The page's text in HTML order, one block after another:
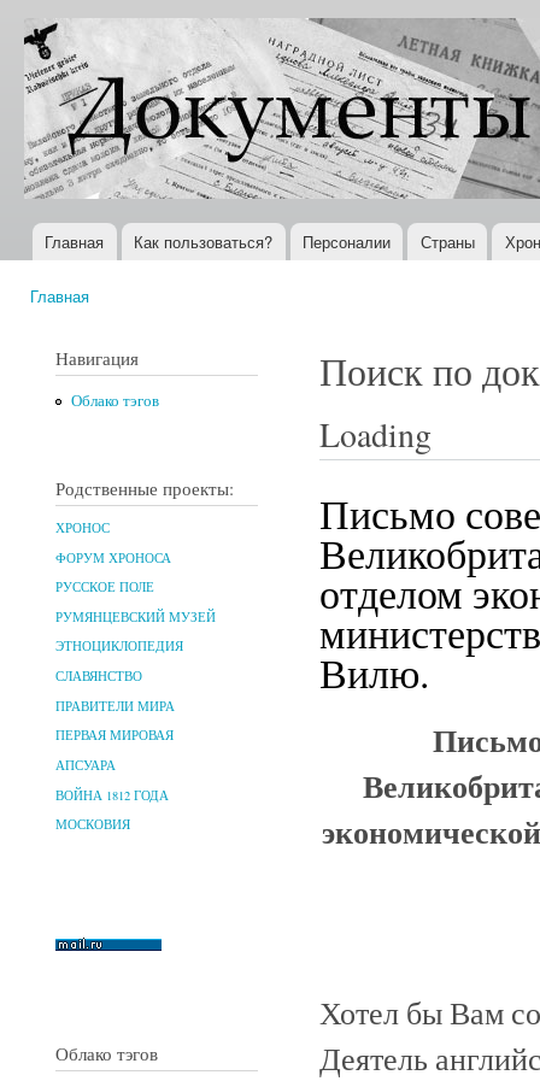
Документы
XX века
Всемирная
история в
Интернете
Главное меню
Главная Как пользоваться? Персоналии Страны
Главная
Навигация
Облако тэгов
Родственные проекты:
ХРОНОС
ФОРУМ ХРОНОСА
РУССКОЕ ПОЛЕ
РУМЯНЦЕВСКИЙ МУЗЕЙ
ЭТНОЦИКЛОПЕДИЯ
СЛАВЯНСТВО
ПРАВИТЕЛИ МИРА
ПЕРВАЯ МИРОВАЯ
АПСУАРА
ВОЙНА 1812 ГОДА
МОСКОВИЯ
Облако тэгов
Поиск по
Loading
Письмо
отделом
Вилю.
Хотел бы Вам
Деятель